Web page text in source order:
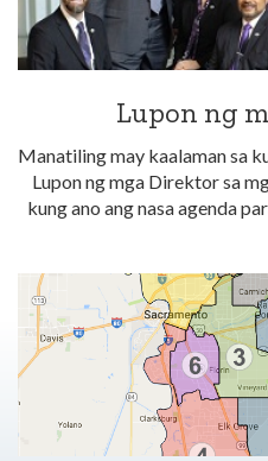
Lupon ng
Manatiling may kaalaman sa
Lupon ng mga Direktor sa
kung ano ang nasa agenda